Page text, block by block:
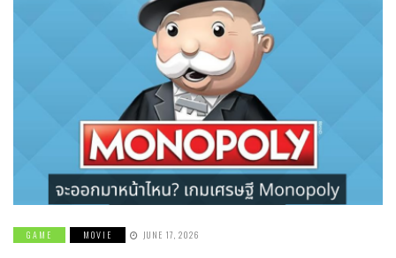
GAME MOVIE JUNE 17, 2026